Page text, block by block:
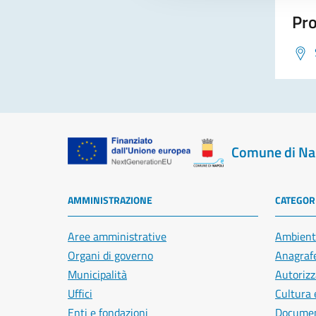
Comune di
AMMINISTRAZIONE
Aree amministrative
Organi di governo
Municipalità
Uffici
Cultura